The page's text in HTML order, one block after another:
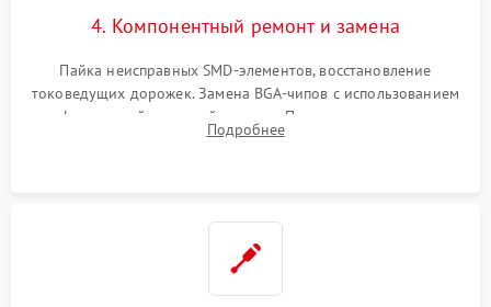
4. Компонентный ремонт и замена
Пайка неисправных SMD-элементов, восстановление
токоведущих дорожек. Замена BGA-чипов с использованием
инфракрасной паяльной станции. Прошивка микросхемы
BIOS или замена поврежденных портов USB
Подробнее